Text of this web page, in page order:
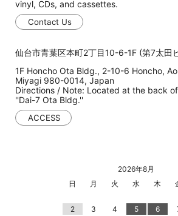
vinyl, CDs, and cassettes.
Contact Us
仙台市青葉区本町2丁目10-6-1F (第7太田
1F Honcho Ota Bldg., 2-10-6 Honcho,
Miyagi 980-0014, Japan
Directions / Note: Located at the back
''Dai-7 Ota Bldg.''
ACCESS
2026年8月
日
月 火 水 木
2
3 4 5 6